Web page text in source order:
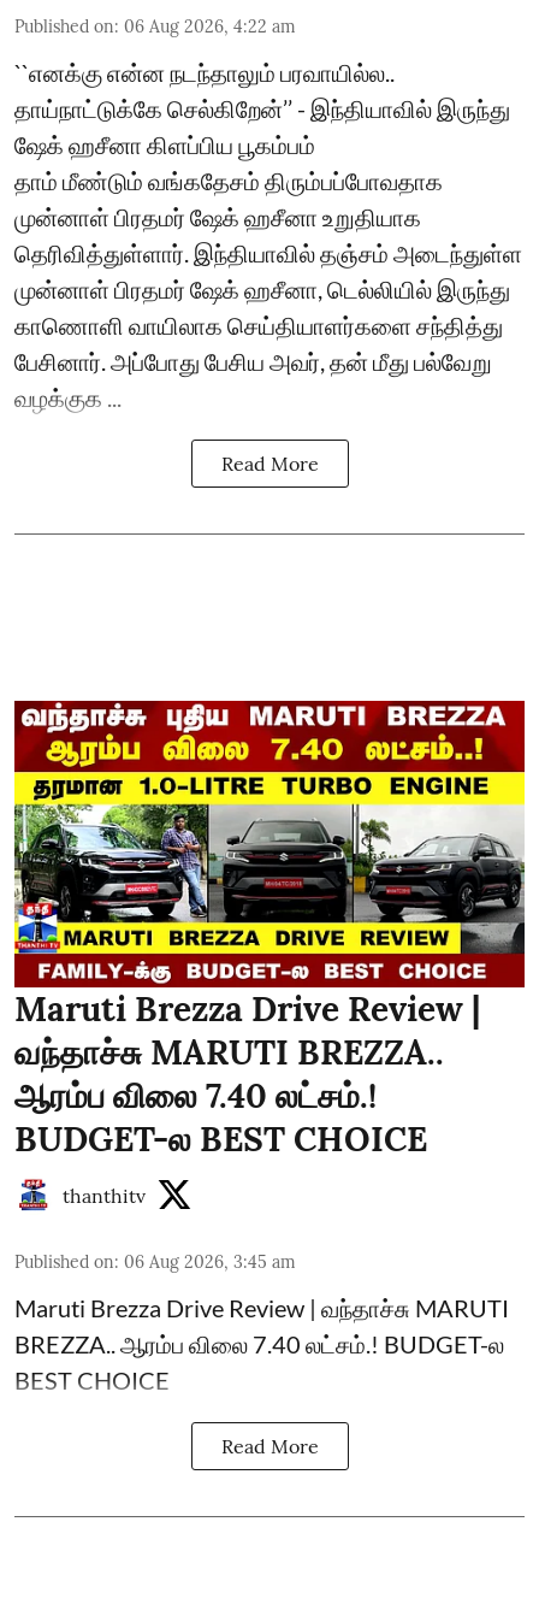
Published on: 06 Aug 2026, 4:22 am
``எனக்கு என்ன நடந்தாலும் பரவாயில்ல..
தாய்நாட்டுக்கே செல்கிறேன்’’ - இந்தியாவில் இருந்து
ஷேக் ஹசீனா கிளப்பிய பூகம்பம்
தாம் மீண்டும் வங்கதேசம் திரும்பப்போவதாக
முன்னாள் பிரதமர் ஷேக் ஹசீனா உறுதியாக
தெரிவித்துள்ளார். இந்தியாவில் தஞ்சம் அடைந்துள்ள
முன்னாள் பிரதமர் ஷேக் ஹசீனா, டெல்லியில் இருந்து
காணொளி வாயிலாக செய்தியாளர்களை சந்தித்து
பேசினார். அப்போது பேசிய அவர், தன் மீது பல்வேறு
வழக்குக ...
Read More
Maruti Brezza Drive Review |
வந்தாச்சு MARUTI BREZZA..
ஆரம்ப விலை 7.40 லட்சம்.!
BUDGET-ல BEST CHOICE
thanthitv
Published on: 06 Aug 2026, 3:45 am
Maruti Brezza Drive Review | வந்தாச்சு MARUTI
BREZZA.. ஆரம்ப விலை 7.40 லட்சம்.! BUDGET-ல
BEST CHOICE
Read More